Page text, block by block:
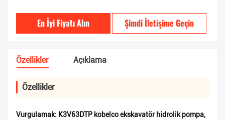
En İyi Fiyatı Alın Şimdi İletişime Geçin
Özellikler Açıklama
Özellikler
Vurgulamak: K3V63DTP kobelco ekskavatör hidrolik pompa,